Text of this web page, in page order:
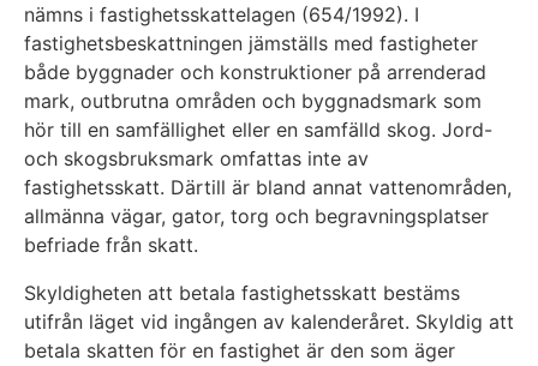
nämns i fastighetsskattelagen (654/1992). I
fastighetsbeskattningen jämställs med fastigheter
både byggnader och konstruktioner på arrenderad
mark, outbrutna områden och byggnadsmark som
hör till en samfällighet eller en samfälld skog. Jord-
och skogsbruksmark omfattas inte av
fastighetsskatt. Därtill är bland annat vattenområden,
allmänna vägar, gator, torg och begravningsplatser
befriade från skatt.
Skyldigheten att betala fastighetsskatt bestäms
utifrån läget vid ingången av kalenderåret. Skyldig att
betala skatten för en fastighet är den som äger